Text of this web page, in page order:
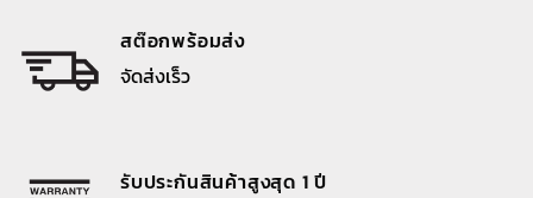
สต๊อกพร้อมส่ง
จัดส่งเร็ว
รับประกันสินค้าสูงสุด 1 ปี